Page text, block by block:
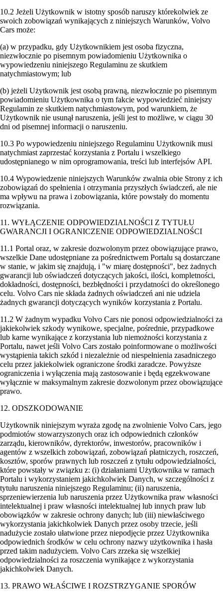
10.2 Jeżeli Użytkownik w istotny sposób naruszy którekolwiek ze
swoich zobowiązań wynikających z niniejszych Warunków, Volvo
Cars może:
(a) w przypadku, gdy Użytkownikiem jest osoba fizyczna,
niezwłocznie po pisemnym powiadomieniu Użytkownika o
wypowiedzeniu niniejszego Regulaminu ze skutkiem
natychmiastowym; lub
(b) jeżeli Użytkownik jest osobą prawną, niezwłocznie po pisemnym
powiadomieniu Użytkownika o tym fakcie wypowiedzieć niniejszy
Regulamin ze skutkiem natychmiastowym, pod warunkiem, że
Użytkownik nie usunął naruszenia, jeśli jest to możliwe, w ciągu 30
dni od pisemnej informacji o naruszeniu.
10.3 Po wypowiedzeniu niniejszego Regulaminu Użytkownik musi
natychmiast zaprzestać korzystania z Portalu i wszelkiego
udostępnianego w nim oprogramowania, treści lub interfejsów API.
10.4 Wypowiedzenie niniejszych Warunków zwalnia obie Strony z ich
zobowiązań do spełnienia i otrzymania przyszłych świadczeń, ale nie
ma wpływu na prawa i zobowiązania, które powstały do momentu
rozwiązania.
11. WYŁĄCZENIE ODPOWIEDZIALNOŚCI Z TYTUŁU
GWARANCJI I OGRANICZENIE ODPOWIEDZIALNOŚCI
11.1 Portal oraz, w zakresie dozwolonym przez obowiązujące prawo,
wszelkie Dane udostępniane za pośrednictwem Portalu są dostarczane
w stanie, w jakim się znajdują, i "w miarę dostępności", bez żadnych
gwarancji lub oświadczeń dotyczących jakości, ilości, kompletności,
dokładności, dostępności, bezbłędności i przydatności do określonego
celu. Volvo Cars nie składa żadnych oświadczeń ani nie udziela
żadnych gwarancji dotyczących wyników korzystania z Portalu.
11.2 W żadnym wypadku Volvo Cars nie ponosi odpowiedzialności za
jakiekolwiek szkody wynikowe, specjalne, pośrednie, przypadkowe
lub karne wynikające z korzystania lub niemożności korzystania z
Portalu, nawet jeśli Volvo Cars zostało poinformowane o możliwości
wystąpienia takich szkód i niezależnie od niespełnienia zasadniczego
celu przez jakiekolwiek ograniczone środki zaradcze. Powyższe
ograniczenia i wyłączenia mają zastosowanie i będą egzekwowane
wyłącznie w maksymalnym zakresie dozwolonym przez obowiązujące
prawo.
12. ODSZKODOWANIE
Użytkownik niniejszym wyraża zgodę na zwolnienie Volvo Cars, jego
podmiotów stowarzyszonych oraz ich odpowiednich członków
zarządu, kierowników, dyrektorów, inwestorów, pracowników i
agentów z wszelkich zobowiązań, zobowiązań płatniczych, roszczeń,
kosztów, sporów prawnych lub roszczeń z tytułu odpowiedzialności,
które powstały w związku z: (i) działaniami Użytkownika w ramach
Portalu i wykorzystaniem jakichkolwiek Danych, w szczególności z
tytułu naruszenia niniejszego Regulaminu; (ii) naruszenia,
sprzeniewierzenia lub naruszenia przez Użytkownika praw własności
intelektualnej i praw własności intelektualnej lub innych praw lub
obowiązków w zakresie ochrony danych; lub (iii) niewłaściwego
wykorzystania jakichkolwiek Danych przez osoby trzecie, jeśli
nadużycie zostało ułatwione przez niepodjęcie przez Użytkownika
odpowiednich środków w celu ochrony nazwy użytkownika i hasła
przed takim nadużyciem. Volvo Cars zrzeka się wszelkiej
odpowiedzialności za roszczenia wynikające z wykorzystania
jakichkolwiek Danych.
13. PRAWO WŁAŚCIWE I ROZSTRZYGANIE SPORÓW